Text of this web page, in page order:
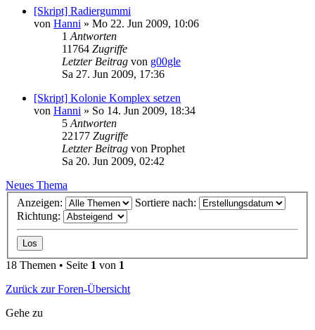
[Skript] Radiergummi
von Hanni » Mo 22. Jun 2009, 10:06
1 Antworten
11764 Zugriffe
Letzter Beitrag von g00gle
Sa 27. Jun 2009, 17:36
[Skript] Kolonie Komplex setzen
von Hanni » So 14. Jun 2009, 18:34
5 Antworten
22177 Zugriffe
Letzter Beitrag von Prophet
Sa 20. Jun 2009, 02:42
Neues Thema
Anzeigen:
Sortiere nach:
Richtung:
18 Themen • Seite 1 von 1
Zurück zur Foren-Übersicht
Gehe zu